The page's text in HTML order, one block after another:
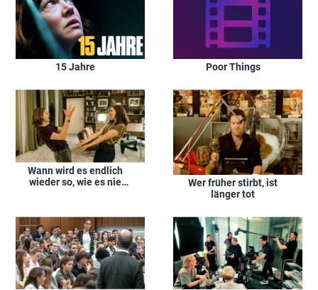
15 Jahre Poor Things
Wann wird es endlich
wieder so, wie es nie
Wer früher stirbt, ist
länger tot